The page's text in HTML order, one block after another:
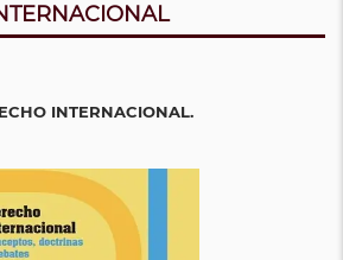
INTERNACIONAL.